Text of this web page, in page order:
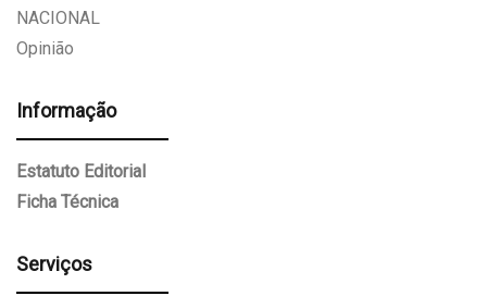
NACIONAL
Opinião
Informação
Estatuto Editorial
Ficha Técnica
Serviços